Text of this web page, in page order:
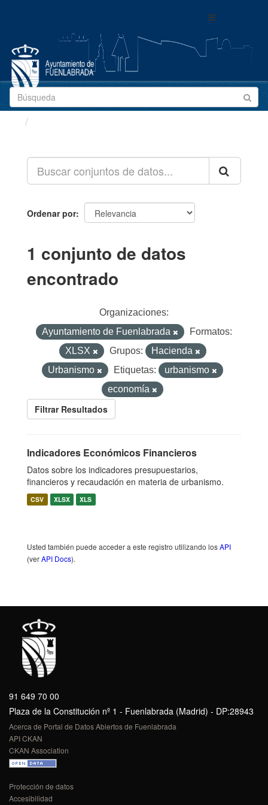
Toggle
Ordenar por
1 conjunto de datos
encontrado
Organizaciones:
Ayuntamiento de Fuenlabrada
Formatos:
XLSX
Grupos:
Hacienda
Urbanismo
Etiquetas:
urbanismo
economía
Filtrar Resultados
Indicadores Económicos Financieros
Datos sobre los indicadores presupuestarios,
financieros y recaudación en materia de urbanismo.
CSV XLSX XLS
Usted también puede acceder a este registro utilizando losAPI
(verAPI Docs).
91 649 70 00
Plaza de la Constitución nº 1 - Fuenlabrada (Madrid) - DP:28943
Acerca de Portal de Datos Abiertos de Fuenlabrada
API CKAN
CKAN Association
Protección de datos
Accesibilidad